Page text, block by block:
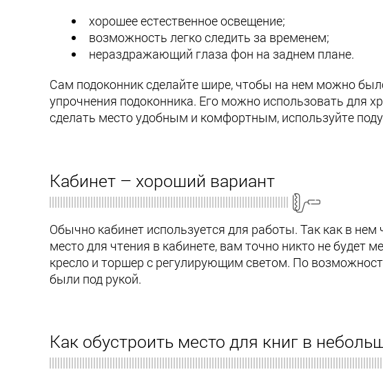
хорошее естественное освещение;
возможность легко следить за временем;
нераздражающий глаза фон на заднем плане.
Сам подоконник сделайте шире, чтобы на нем можно
упрочнения подоконника. Его можно использовать для
сделать место удобным и комфортным, используйте
Кабинет – хороший вариант
Обычно кабинет используется для работы. Так как в
место для чтения в кабинете, вам точно никто не
кресло и торшер с регулирующим светом. По
были под рукой.
Как обустроить место для книг в